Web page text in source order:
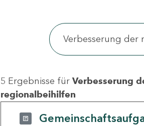
5 Ergebnisse für Verbesserung
regionalbeihilfen